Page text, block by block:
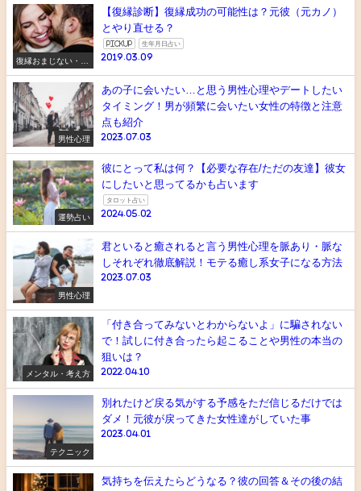
復縁おまじない・ス
ピリチュアル
【復縁診断】復縁成功の可能性は？元彼（元カノ）
とやり直せる？
pickup 生年月日占い
2019.03.09
男性心理
あの子に会いたい…と思う男性心理やデートしたい
タイミング！男が頻繁に会いたい女性の特徴と注意
点も紹介
2023.07.03
運勢占い
彼にとって私は何？【必要な存在/ただの友達】彼女
にしたいと思ってるかも占います
タロット占い
2024.05.02
男性心理
君といると癒されると言う男性心理を脈あり・脈な
しそれぞれ徹底解説！モテる癒し系女子になる方法
2023.07.03
メンタル・考え方
「付き合ってみないとわからないよ」に騙されない
で！試しに付き合ったら起こることや男性の本当の
狙いは？
2022.04.10
テクニック
別れたけど戻る気がする予感をただ信じるだけでは
ダメ！元彼が戻ってきた女性達がしていた事
2023.04.01
気持ちを伝えたらどうなる？彼の回答＆その後の結